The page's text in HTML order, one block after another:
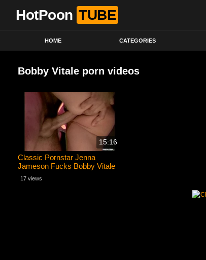
HotPoon TUBE
HOME CATEGORIES
Bobby Vitale porn videos
15:16
Classic Pornstar Jenna
Jameson Fucks Bobby Vitale
17 views